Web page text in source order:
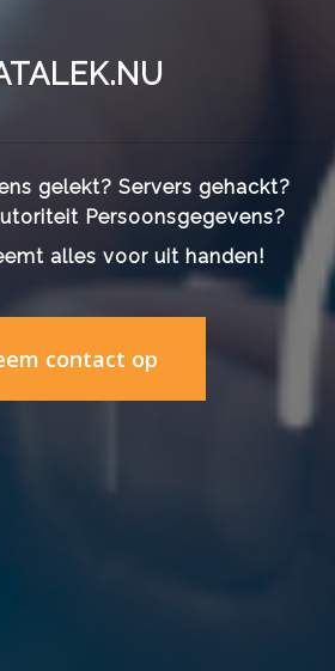
gelekt? Servers gehackt?
Persoonsgegevens?
alles voor uit handen!
contact op